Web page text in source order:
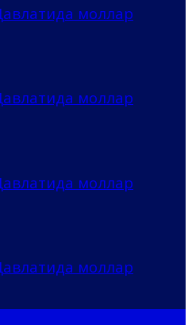
моллар
моллар
моллар
моллар